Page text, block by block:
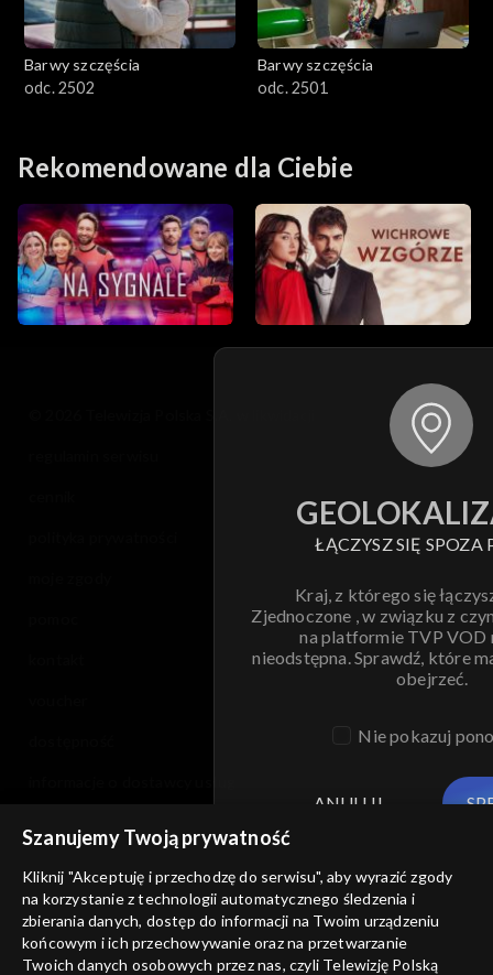
Barwy szczęścia
odc. 2502
Barwy szczęścia
odc. 2501
Rekomendowane dla Ciebie
ŁĄCZYSZ SIĘ SPOZA
Kraj, z którego się
Zjednoczone , w związku z
na platformie TVP VOD
nieodstępna. Sprawdź, które
obejrzeć.
Nie pokazuj
ANULUJ
Szanujemy Twoją prywatność
Kliknij "Akceptuję i przechodzę do serwisu", aby wyrazić zgody
na korzystanie z technologii automatycznego śledzenia i
zbierania danych, dostęp do informacji na Twoim urządzeniu
końcowym i ich przechowywanie oraz na przetwarzanie
Twoich danych osobowych przez nas, czyli Telewizję Polską